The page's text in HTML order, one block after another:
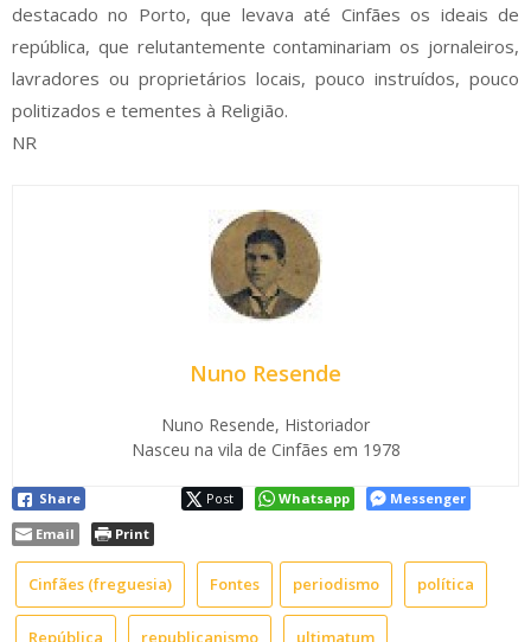
destacado no Porto, que levava até Cinfães os ideais de
república, que relutantemente contaminariam os jornaleiros,
lavradores ou proprietários locais, pouco instruídos, pouco
politizados e tementes à Religião.
NR
Nuno Resende
Nuno Resende, Historiador
Nasceu na vila de Cinfães em 1978
Share Post Whatsapp
Messenger
Email
Print
Cinfães (freguesia) Fontes periodismo política
República republicanismo ultimatum